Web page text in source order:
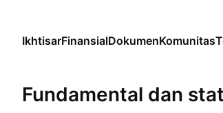
IkhtisarFinansialDokumenKomunitas
Fundamental dan